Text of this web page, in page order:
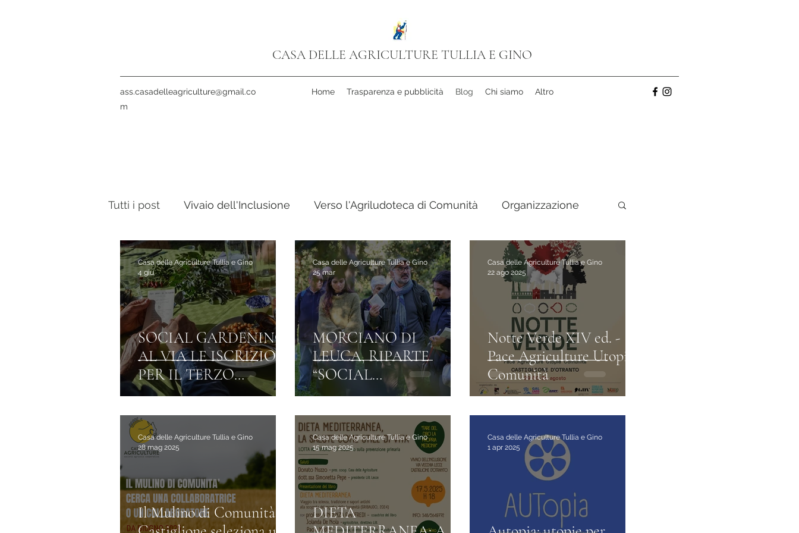
CASA DELLE AGRICULTURE TULLIA E GINO
ass.casadelleagriculture@gmail.co
m
Home Trasparenza e pubblicità Blog Chi siamo Altro
Tutti i post Vivaio dell'Inclusione Verso l'Agriludoteca di Comunità Organizzazione
Notte Verde La nostra Cooperativa Progetto Cinema Libri in Cammino
E' fatto giorno
SOCIAL GARDENING:
AL VIA LE ISCRIZIONI
PER IL TERZO
MODULO
Casa delle Agriculture Tullia e Gino
4 giu
MORCIANO DI
LEUCA, RIPARTE
“SOCIAL
GARDENING”: AL VIA
ILSECONDO
MODULO
SULL’AGRICOLTURA
SOSTENIBILE
Casa delle Agriculture Tullia e Gino
25 mar
Notte Verde XIV ed. -
Pace Agriculture Utopie
Comunità
Casa delle Agriculture Tullia e Gino
22 ago 2025
Il Mulino di Comunità di
Casa delle Agriculture Tullia e Gino
28 mag 2025
DIETA
Casa delle Agriculture Tullia e Gino
15 mag 2025
Casa delle Agriculture Tullia e Gino
1 apr 2025